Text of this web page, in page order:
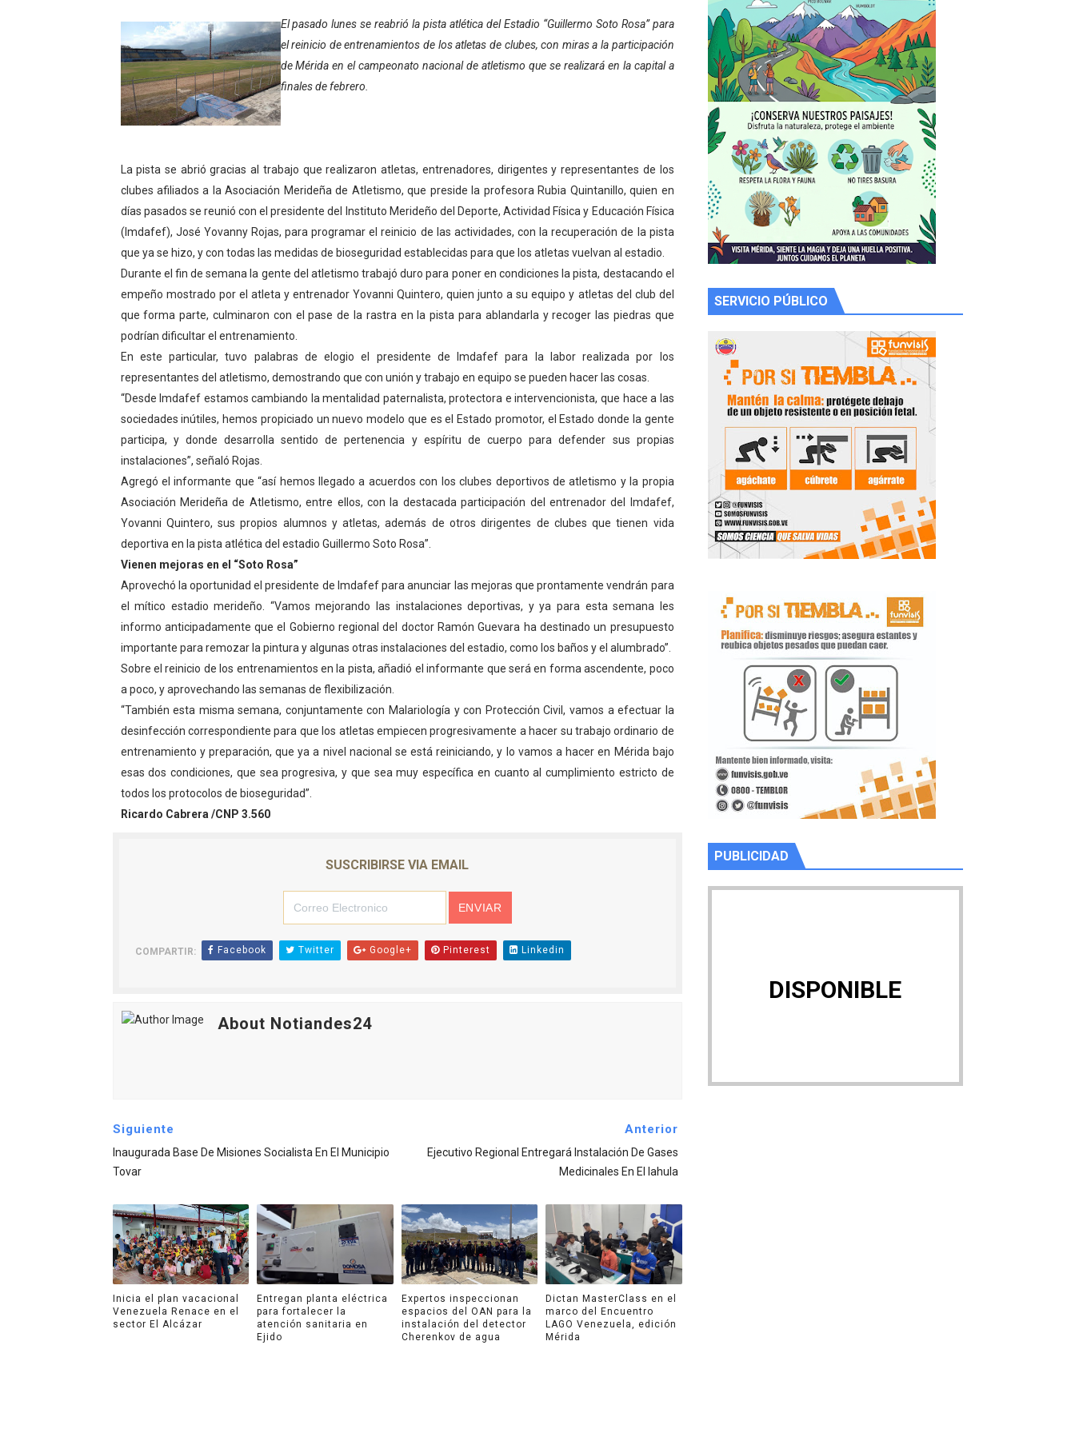
Niños merideños potencian su talento en plan vacacional integral
Fundecem ofrece taller de bordado en punto de cruz
Gobierno bolivariano avanza en la transformación del hospital Sor Juana Inés
Niños merideños aprenden sobre gaita de tambora con Fundecem
Hospital universitario muestra sus avances en visita del Consejo Legislativo
Instituto Nacional de Nutrición celebra Semana Internacional de la Lactancia Materna
Gobernación de Mérida fortalece el desarrollo productivo en Rangel
Corposalud inició talleres para aspirantes al curso de Emergencia Prehospitalaria
Fortalecen formación académica de médicos en proceso de ruralidad
Fortaleciendo la economía comunal en El Vigía con microcréditos a emprendedores y productores
Campo Elías consolida plan de bacheo en el sector La Montañita
Fundecem inició con éxito el taller vacacional de origami
El Lactario del Iahula celebra la Semana Mundial de la Lactancia Materna
Plan Vacacional "Venezuela Ríe 2026" brinda recreación y cultura a niños del municipio Libertador
Inicia el plan vacacional Venezuela Renace en el sector El Alcázar
El pasado lunes se reabrió la pista atlética del Estadio “Guillermo Soto Rosa” para
el reinicio de entrenamientos de los atletas de clubes, con miras a la participación
de Mérida en el campeonato nacional de atletismo que se realizará en la capital a
finales de febrero.
La pista se abrió gracias al trabajo que realizaron atletas, entrenadores, dirigentes y representantes de los
clubes afiliados a la Asociación Merideña de Atletismo, que preside la profesora Rubia Quintanillo, quien en
días pasados se reunió con el presidente del Instituto Merideño del Deporte, Actividad Física y Educación Física
(Imdafef), José Yovanny Rojas, para programar el reinicio de las actividades, con la recuperación de la pista
que ya se hizo, y con todas las medidas de bioseguridad establecidas para que los atletas vuelvan al estadio.
Durante el fin de semana la gente del atletismo trabajó duro para poner en condiciones la pista, destacando el
empeño mostrado por el atleta y entrenador Yovanni Quintero, quien junto a su equipo y atletas del club del
que forma parte, culminaron con el pase de la rastra en la pista para ablandarla y recoger las piedras que
podrían dificultar el entrenamiento.
En este particular, tuvo palabras de elogio el presidente de Imdafef para la labor realizada por los
representantes del atletismo, demostrando que con unión y trabajo en equipo se pueden hacer las cosas.
“Desde Imdafef estamos cambiando la mentalidad paternalista, protectora e intervencionista, que hace a las
sociedades inútiles, hemos propiciado un nuevo modelo que es el Estado promotor, el Estado donde la gente
participa, y donde desarrolla sentido de pertenencia y espíritu de cuerpo para defender sus propias
instalaciones”, señaló Rojas.
Agregó el informante que “así hemos llegado a acuerdos con los clubes deportivos de atletismo y la propia
Asociación Merideña de Atletismo, entre ellos, con la destacada participación del entrenador del Imdafef,
Yovanni Quintero, sus propios alumnos y atletas, además de otros dirigentes de clubes que tienen vida
deportiva en la pista atlética del estadio Guillermo Soto Rosa”.
Vienen mejoras en el “Soto Rosa”
Aprovechó la oportunidad el presidente de Imdafef para anunciar las mejoras que prontamente vendrán para
el mítico estadio merideño. “Vamos mejorando las instalaciones deportivas, y ya para esta semana les
informo anticipadamente que el Gobierno regional del doctor Ramón Guevara ha destinado un presupuesto
importante para remozar la pintura y algunas otras instalaciones del estadio, como los baños y el alumbrado”.
Sobre el reinicio de los entrenamientos en la pista, añadió el informante que será en forma ascendente, poco
a poco, y aprovechando las semanas de flexibilización.
“También esta misma semana, conjuntamente con Malariología y con Protección Civil, vamos a efectuar la
desinfección correspondiente para que los atletas empiecen progresivamente a hacer su trabajo ordinario de
entrenamiento y preparación, que ya a nivel nacional se está reiniciando, y lo vamos a hacer en Mérida bajo
esas dos condiciones, que sea progresiva, y que sea muy específica en cuanto al cumplimiento estricto de
todos los protocolos de bioseguridad”.
Ricardo Cabrera /CNP 3.560
SUSCRIBIRSE VIA EMAIL
COMPARTIR: Facebook Twitter Google+ Pinterest Linkedin
About Notiandes24
Siguiente
Inaugurada Base De Misiones Socialista En El Municipio
Tovar
Anterior
Ejecutivo Regional Entregará Instalación De Gases
Medicinales En El Iahula
Inicia el plan vacacional
Venezuela Renace en el
sector El Alcázar
Entregan planta eléctrica
para fortalecer la
atención sanitaria en
Ejido
Expertos inspeccionan
espacios del OAN para la
instalación del detector
Cherenkov de agua
Dictan MasterClass en el
marco del Encuentro
LAGO Venezuela, edición
Mérida
SERVICIO PÚBLICO
PUBLICIDAD
DISPONIBLE